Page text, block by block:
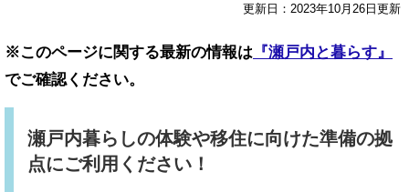
更新日：2023年10月26日更新
※このページに関する最新の情報は 『瀬戸内と暮らす』
でご確認ください。
瀬戸内暮らしの体験や移住に向けた準備の拠
点にご利用ください！